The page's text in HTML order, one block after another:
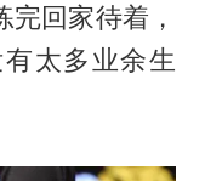
回家待着，
太多业余生